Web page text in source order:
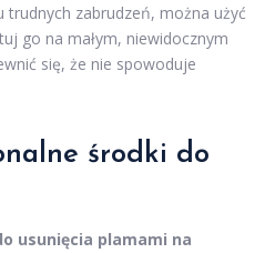
trudnych zabrudzeń, można użyć
go na małym, niewidocznym
się, że nie spowoduje
środki do
usunięcia plamami na